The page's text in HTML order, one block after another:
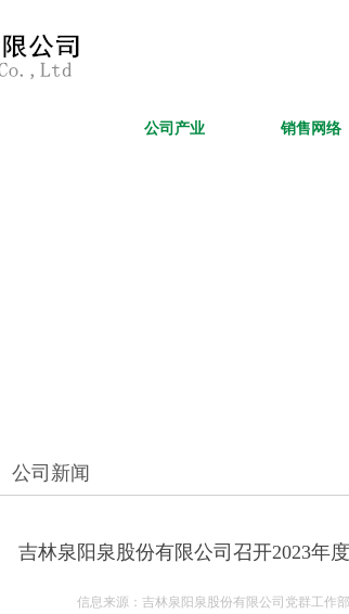
公司产业 销售网络
公司新闻
吉林泉阳泉股份有限公司召开2023年
信息来源：吉林泉阳泉股份有限公司党群工